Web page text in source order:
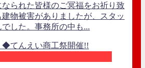
られた皆様のご冥福をお祈り致
物被害がありましたが、スタッ
した。事務所の中も...